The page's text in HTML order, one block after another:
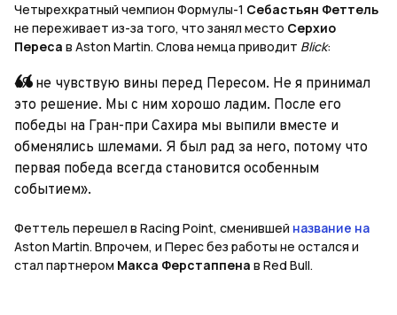
Четырехкратный чемпион Формулы-1 Себастьян Феттель
не переживает из-за того, что занял место Серхио
Переса в Aston Martin. Слова немца приводит Blick:
«Я не чувствую вины перед Пересом. Не я принимал
это решение. Мы с ним хорошо ладим. После его
победы на Гран-при Сахира мы выпили вместе и
обменялись шлемами. Я был рад за него, потому что
первая победа всегда становится особенным
событием».
Феттель перешел в Racing Point, сменившей название на
Aston Martin. Впрочем, и Перес без работы не остался и
стал партнером Макса Ферстаппена в Red Bull.